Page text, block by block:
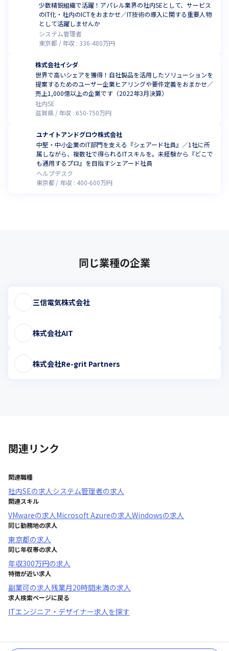
少数精鋭組織で活躍！アパレル業界の社内SEとして、サービス
のIT化・社内のICTをおまかせ／IT技術の導入に関する重要人物
として活躍しませんか
システム管理者
東京都
年収 : 336-480万円
株式会社イシダ
世界で高いシェアを獲得！自社製品を活用したソリューションを
提案するためのユーザー企業ヒアリングや要件定義をおまかせ／
売上1,000億以上の企業です（2022年3月決算）
社内SE
滋賀県
年収 : 650-750万円
ユナイトアンドグロウ株式会社
中堅・中小企業のIT部門を支える『シェアード社員』／1社に所
属しながら、複数社で得られるITスキルを。未経験から『どこで
も通用するプロ』を目指すシェアード社員
ヘルプデスク
東京都
年収 : 400-600万円
同じ業種の企業
三信電気株式会社
株式会社AIT
株式会社Re-grit Partners
関連リンク
関連職種
社内SEの求人システム管理者の求人
関連スキル
VMwareの求人Microsoft Azureの求人Windowsの求人
同じ勤務地の求人
東京都の求人
同じ年収帯の求人
年収300万円の求人
特徴が近い求人
副業可の求人残業月20時間未満の求人
求人検索ページに戻る
ITエンジニア・デザイナー求人を探す